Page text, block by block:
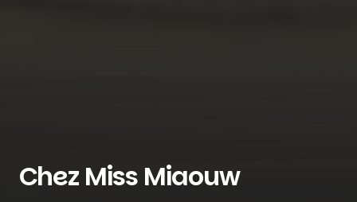
Chez Miss Miaouw